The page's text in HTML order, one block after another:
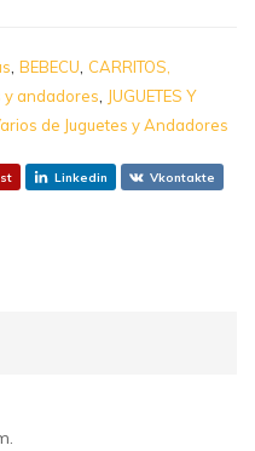
, BEBECU, CARRITOS,
y andadores, JUGUETES Y
de Juguetes y Andadores
Linkedin Vkontakte